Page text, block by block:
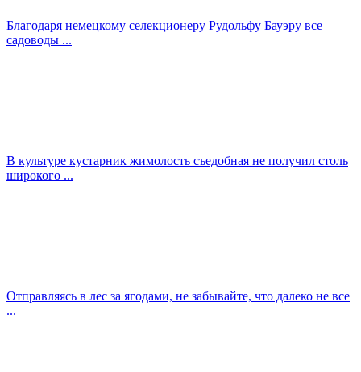
Благодаря немецкому селекционеру Рудольфу Бауэру все
садоводы ...
В культуре кустарник жимолость съедобная не получил столь
широкого ...
Отправляясь в лес за ягодами, не забывайте, что далеко не все
...